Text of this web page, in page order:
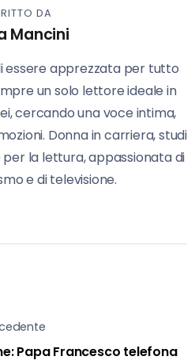
DA
Mancini
essere apprezzata per tutto
un solo lettore ideale in
cercando una voce intima,
Donna in carriera, studi
per la lettura, appassionata di
e di televisione.
Papa Francesco telefona